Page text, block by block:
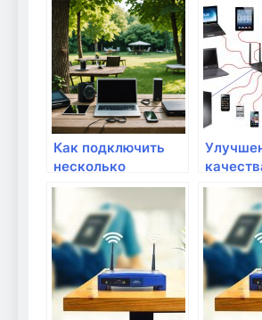
модема
Как подключить
несколько
устройств к
дачному роутеру
без потери
скорости
Скайпе